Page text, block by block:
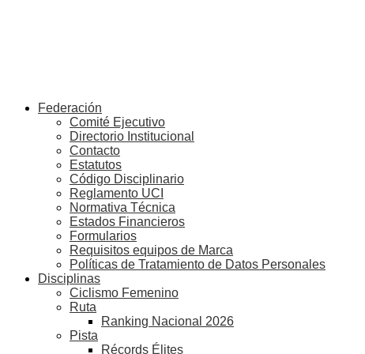
Federación
Comité Ejecutivo
Directorio Institucional
Contacto
Estatutos
Código Disciplinario
Reglamento UCI
Normativa Técnica
Estados Financieros
Formularios
Requisitos equipos de Marca
Políticas de Tratamiento de Datos Personales
Disciplinas
Ciclismo Femenino
Ruta
Ranking Nacional 2026
Pista
Récords Élites